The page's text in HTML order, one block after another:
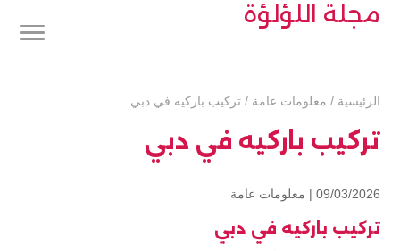
مجلة اللؤلؤة
الرئيسية / معلومات عامة / تركيب باركيه في دبي
تركيب باركيه في دبي
09/03/2026 | معلومات عامة
تركيب باركيه في دبي